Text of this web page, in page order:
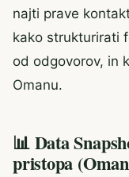
najti prave
kako strukturirati
od odgovorov, in
Omanu.
📊 Data
pristopa